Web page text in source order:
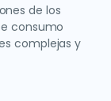
de los
consumo
complejas y